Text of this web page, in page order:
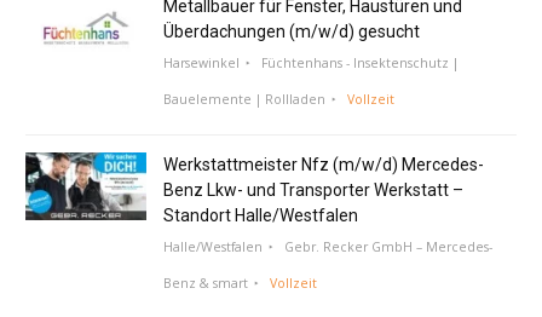
Metallbauer für Fenster, Haustüren und
Überdachungen (m/w/d) gesucht
Harsewinkel Füchtenhans - Insektenschutz |
Bauelemente | Rollladen Vollzeit
Werkstattmeister Nfz (m/w/d) Mercedes-
Benz Lkw- und Transporter Werkstatt –
Standort Halle/Westfalen
Halle/Westfalen Gebr. Recker GmbH – Mercedes-
Benz & smart Vollzeit